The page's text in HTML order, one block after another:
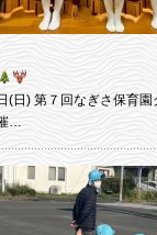
(日) 第７回なぎさ保育
…